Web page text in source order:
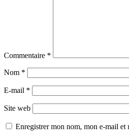
Commentaire *
Nom *
E-mail *
Site web
Enregistrer mon nom, mon e-mail et